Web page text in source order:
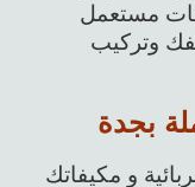
مستعمل
وتركيب
بجدة
و مكيفاتك